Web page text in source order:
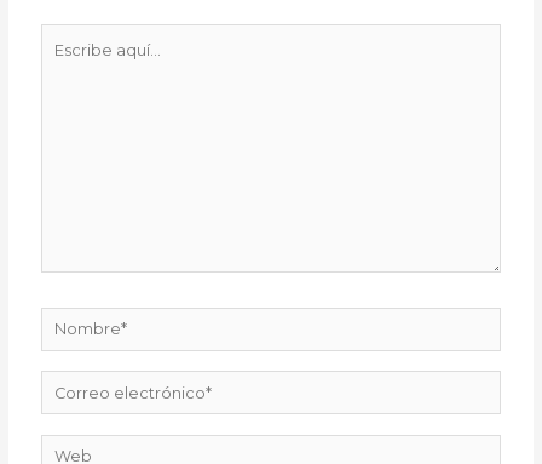
Nombre*
Correo
electrónico*
Web